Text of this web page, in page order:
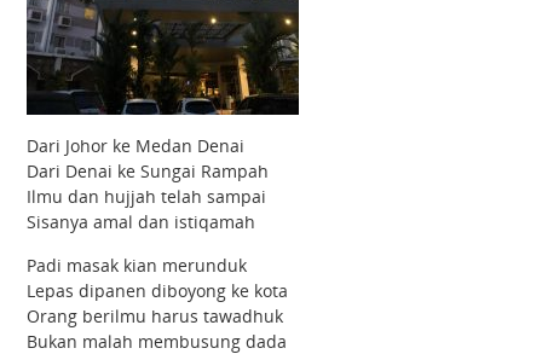
Dari Johor ke Medan Denai
Dari Denai ke Sungai Rampah
Ilmu dan hujjah telah sampai
Sisanya amal dan istiqamah
Padi masak kian merunduk
Lepas dipanen diboyong ke kota
Orang berilmu harus tawadhuk
Bukan malah membusung dada